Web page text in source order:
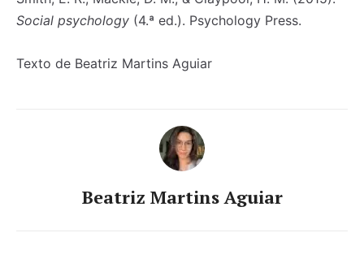
Social psychology (4.ª ed.). Psychology Press.
Texto de Beatriz Martins Aguiar
Beatriz Martins Aguiar